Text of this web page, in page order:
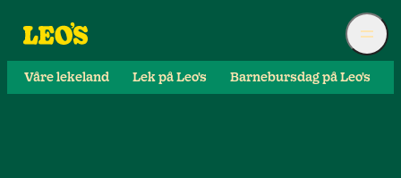
Våre lekeland Lek på Leo's Barnebursdag på Leo's